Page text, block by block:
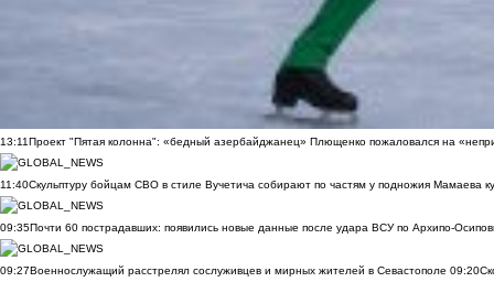
13:11Проект "Пятая колонна": «бедный азербайджанец» Плющенко пожаловался на
11:40Скульптуру бойцам СВО в стиле Вучетича собирают по частям у подножия Мамаева
09:35Почти 60 пострадавших: появились новые данные после удара ВСУ по Архипо-
09:27Военнослужащий расстрелял сослуживцев и мирных жителей в Севастополе 09:20